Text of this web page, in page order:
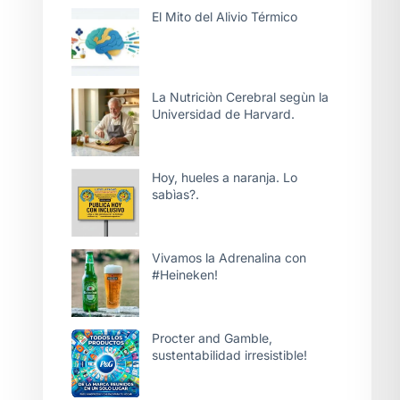
El Mito del Alivio Térmico
La Nutriciòn Cerebral segùn la
Universidad de Harvard.
Hoy, hueles a naranja. Lo
sabìas?.
Vivamos la Adrenalina con
#Heineken!
Procter and Gamble,
sustentabilidad irresistible!